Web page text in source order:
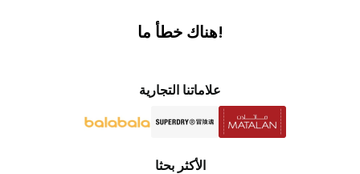
!هناك خطأ ما
علاماتنا التجارية
الأكثر بحثا